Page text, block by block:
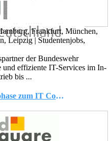
Frankfurt, München,
Leipzig | Studentenjobs,
der Bundeswehr
und effiziente IT-Services im In-
bis ...
Pflichtpraktikum / Praxisphase zum IT Consultant (m/w/d)